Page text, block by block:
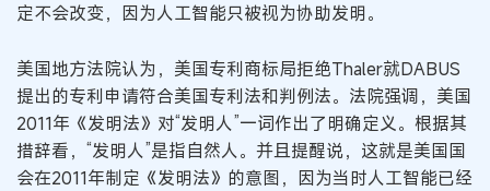
定不会改变，因为人工智能只被视为协助发明。
美国地方法院认为，美国专利商标局拒绝Thaler就DABUS
提出的专利申请符合美国专利法和判例法。法院强调，美国
2011年《发明法》对“发明人”一词作出了明确定义。根据其
措辞看，“发明人”是指自然人。并且提醒说，这就是美国国
会在2011年制定《发明法》的意图，因为当时人工智能已经